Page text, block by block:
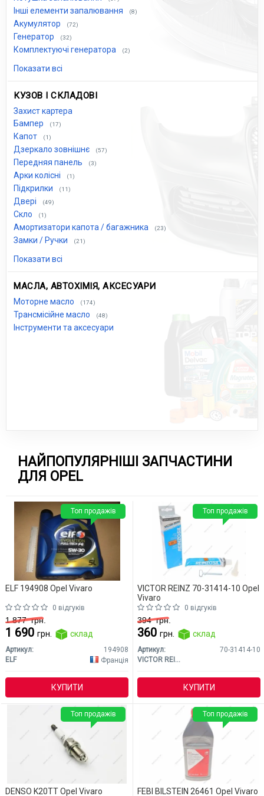
Інші елементи запалювання (8)
Акумулятор (72)
Генератор (32)
Комплектуючі генератора (2)
Показати всі
КУЗОВ І СКЛАДОВІ
Захист картера
Бампер
(17)
Капот (1)
Дзеркало зовнішнє (57)
Передняя панель (3)
Арки колісні (1)
Підкрилки (11)
Двері (49)
Скло (1)
Амортизатори капота / багажника (23)
Замки / Ручки (21)
Показати всі
МАСЛА, АВТОХІМІЯ, АКСЕСУАРИ
Моторне масло (174)
Трансмісійне масло (48)
Інструменти та аксесуари
НАЙПОПУЛЯРНІШІ ЗАПЧАСТИНИ
ДЛЯ OPEL
ELF 194908 Opel Vivaro
0 відгуків
1 877грн.
1 690 грн. склад
Артикул:
194908
ELF
Франція
КУПИТИ
Топ продажів
VICTOR REINZ 70-31414-10 Opel
Vivaro
0 відгуків
394грн.
360 грн. склад
Артикул:
70-31414-10
VICTOR REINZ
КУПИТИ
Топ продажів
DENSO K20TT Opel Vivaro
Топ продажів
FEBI BILSTEIN 26461 Opel Vivaro
Топ продажів